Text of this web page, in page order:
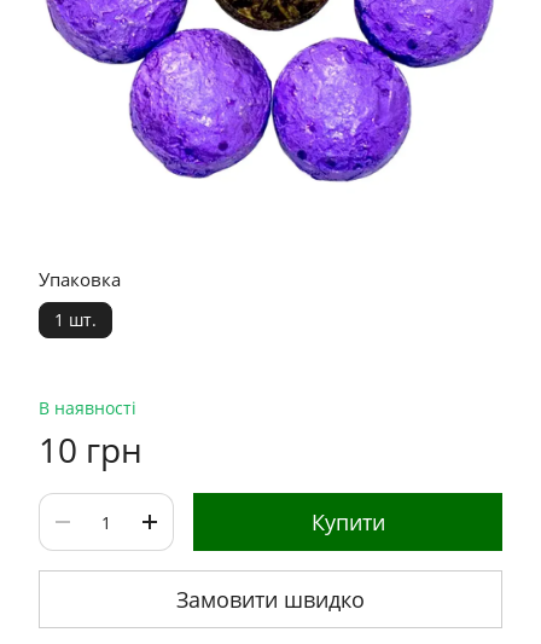
Упаковка
1 шт.
В наявності
10 грн
Купити
Замовити швидко